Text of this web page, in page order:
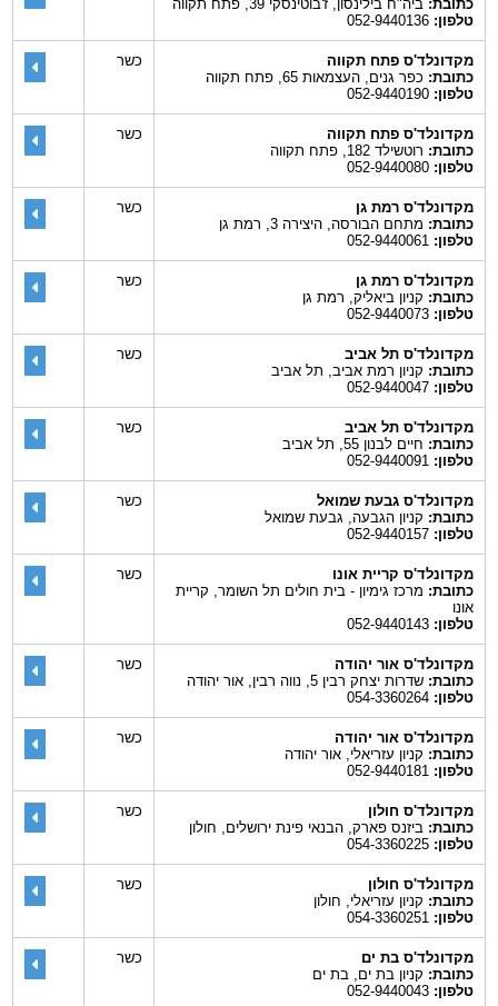
כתובת:ביה"ח בילינסון, ז'בוטינסקי 39, פתח תקווה
טלפון:052-9440136
מקדונלד'ס פתח תקווה
כתובת:כפר גנים, העצמאות 65, פתח תקווה
טלפון:052-9440190
כשר
מקדונלד'ס פתח תקווה
כתובת:רוטשילד 182, פתח תקווה
טלפון:052-9440080
כשר
מקדונלד'ס רמת גן
כתובת:מתחם הבורסה, היצירה 3, רמת גן
טלפון:052-9440061
כשר
מקדונלד'ס רמת גן
כתובת:קניון ביאליק, רמת גן
טלפון:052-9440073
כשר
מקדונלד'ס תל אביב
כתובת:קניון רמת אביב, תל אביב
טלפון:052-9440047
כשר
מקדונלד'ס תל אביב
כתובת:חיים לבנון 55, תל אביב
טלפון:052-9440091
כשר
מקדונלד'ס גבעת שמואל
כתובת:קניון הגבעה, גבעת שמואל
טלפון:052-9440157
כשר
מקדונלד'ס קריית אונו
כתובת:מרכז גימיון - בית חולים תל השומר, קריית
אונו
טלפון:052-9440143
כשר
מקדונלד'ס אור יהודה
כתובת:שדרות יצחק רבין 5, נווה רבין, אור יהודה
טלפון:054-3360264
כשר
מקדונלד'ס אור יהודה
כתובת:קניון עזריאלי, אור יהודה
טלפון:052-9440181
כשר
מקדונלד'ס חולון
כתובת:ביזנס פארק, הבנאי פינת ירושלים, חולון
טלפון:054-3360225
כשר
מקדונלד'ס חולון
כתובת:קניון עזריאלי, חולון
טלפון:054-3360251
כשר
מקדונלד'ס בת ים
כתובת:קניון בת ים, בת ים
טלפון:052-9440043
כשר